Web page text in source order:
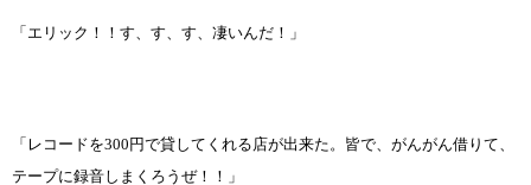
「エリック！！す、す、す、凄いんだ！」
「レコードを300円で貸してくれる店が出来た。皆で、がんがん借りて、
テープに録音しまくろうぜ！！」